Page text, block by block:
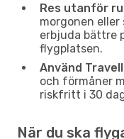
Res utanför
morgonen
erbjuda bättre
flygplatsen.
Använd
och förmåner
riskfritt i 30
När du ska